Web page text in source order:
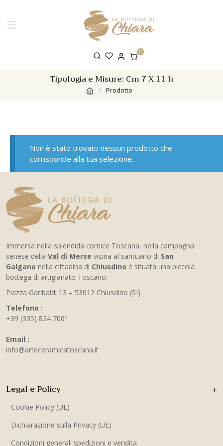
0
Tipologia e Misure: Cm 7 X 11 h
Prodotto
Non è stato trovato nessun prodotto che
corrisponde alla tua selezione.
Immersa nella splendida cornice Toscana, nella campagna
senese della Val di Merse vicina al santuario di San
Galgano nella cittadina di Chiusdino è situata una piccola
bottega di artigianato Toscano.
Piazza Garibaldi 13 – 53012 Chiusdino (SI)
Telefono :
+39 (335) 824 7061
Email :
info@arteceramicatoscana.it
Legal e Policy
Cookie Policy (UE)
Dichiarazione sulla Privacy (UE)
Condizioni generali spedizioni e vendita